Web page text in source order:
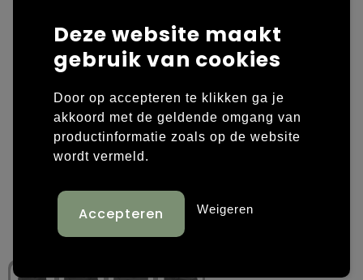
Laptop hoezen en tassen
Overige tassen
Papieren tassen
Promotietassen
Rugzakken
Overige kleding
Polo's
Sweaters bedrukken
T-shirts bedrukken
Schoenen bedrukken
Deze website maakt
gebruik van cookies
Door op accepteren te klikken ga je
akkoord met de geldende omgang van
productinformatie zoals op de website
wordt vermeld.
Weigeren